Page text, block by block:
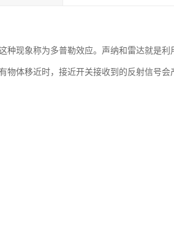
种现象称为多普勒效应。声纳和雷达就是利
物体移近时，接近开关接收到的反射信号会